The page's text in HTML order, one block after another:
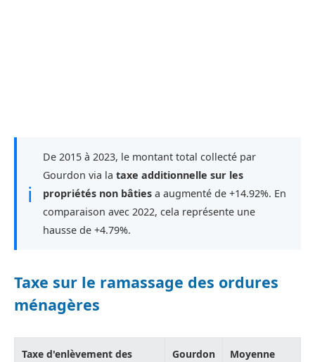
ℹ
De 2015 à 2023, le montant total collecté par
Gourdon via la taxe additionnelle sur les
propriétés non bâties a augmenté de +14.92%. En
comparaison avec 2022, cela représente une
hausse de +4.79%.
Taxe sur le ramassage des ordures
ménagères
Taxe d'enlèvement des
Gourdon
Moyenne